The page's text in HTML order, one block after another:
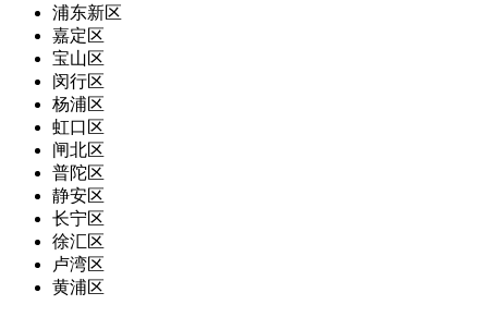
浦东新区
嘉定区
宝山区
闵行区
杨浦区
虹口区
闸北区
普陀区
静安区
长宁区
徐汇区
卢湾区
黄浦区